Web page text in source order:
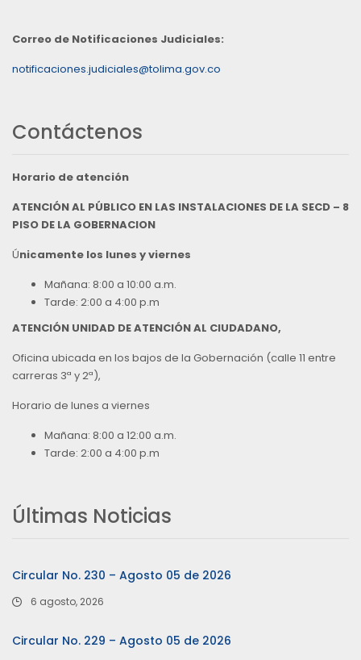
Correo de Notificaciones Judiciales:
notificaciones.judiciales@tolima.gov.co
Contáctenos
Horario de atención
ATENCIÓN AL PÚBLICO EN LAS INSTALACIONES DE LA SECD – 8
PISO DE LA GOBERNACION
Únicamente los lunes y viernes
Mañana: 8:00 a 10:00 a.m.
Tarde: 2:00 a 4:00 p.m
ATENCIÓN UNIDAD DE ATENCIÓN AL CIUDADANO,
Oficina ubicada en los bajos de la Gobernación (calle 11 entre
carreras 3ª y 2ª),
Horario de lunes a viernes
Mañana: 8:00 a 12:00 a.m.
Tarde: 2:00 a 4:00 p.m
Últimas Noticias
Circular No. 230 – Agosto 05 de 2026
6 agosto, 2026
Circular No. 229 – Agosto 05 de 2026